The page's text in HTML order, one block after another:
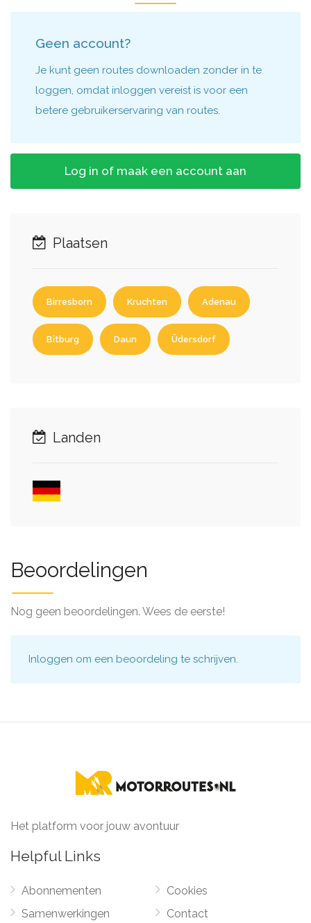
Geen account?
Je kunt geen routes downloaden zonder in te
loggen, omdat inloggen vereist is voor een
betere gebruikerservaring van routes.
Log in of maak een account aan
Plaatsen
Birresborn Kruchten Adenau
Bitburg Daun Üdersdorf
Landen
Beoordelingen
Nog geen beoordelingen. Wees de eerste!
Inloggen om een beoordeling te schrijven.
Het platform voor jouw avontuur
Helpful Links
Abonnementen
Samenwerkingen
Cookies
Contact